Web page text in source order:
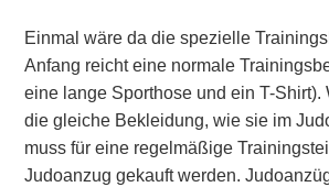
Einmal wäre da die spezielle
Anfang reicht eine normale
eine lange Sporthose und ein T-Shirt).
die gleiche Bekleidung, wie sie im
muss für eine regelmäßige
Judoanzug gekauft werden.